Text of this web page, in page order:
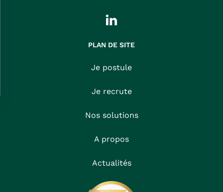
PLAN DE SITE
Je postule
Je recrute
Nos solutions
A propos
Actualités